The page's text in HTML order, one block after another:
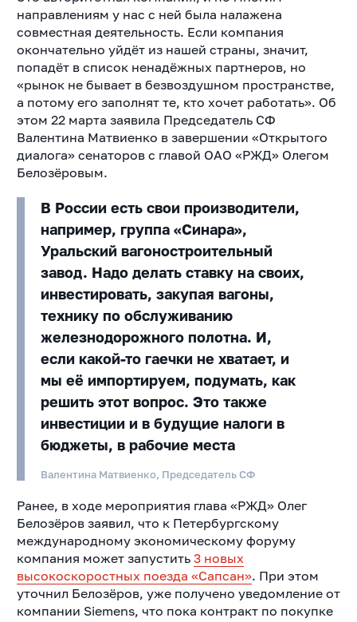
направлениям у нас с ней была налажена
совместная деятельность. Если компания
окончательно уйдёт из нашей страны, значит,
попадёт в список ненадёжных партнеров, но
«рынок не бывает в безвоздушном пространстве,
а потому его заполнят те, кто хочет работать». Об
этом 22 марта заявила Председатель СФ
Валентина Матвиенко в завершении «Открытого
диалога» сенаторов с главой ОАО «РЖД» Олегом
Белозёровым.
В России есть свои производители,
например, группа «Синара»,
Уральский вагоностроительный
завод. Надо делать ставку на своих,
инвестировать, закупая вагоны,
технику по обслуживанию
железнодорожного полотна. И,
если какой-то гаечки не хватает, и
мы её импортируем, подумать, как
решить этот вопрос. Это также
инвестиции и в будущие налоги в
бюджеты, в рабочие места
Валентина Матвиенко, Председатель СФ
Ранее, в ходе мероприятия глава «РЖД» Олег
Белозёров заявил, что к Петербургскому
международному экономическому форуму
компания может запустить 3 новых
высокоскоростных поезда «Сапсан». При этом
уточнил Белозёров, уже получено уведомление от
компании Siemens, что пока контракт по покупке